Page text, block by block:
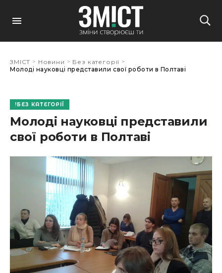
ЗМІСТ > Новини > Без категорії >
Молоді науковці представили свої роботи в Полтаві
БЕЗ КАТЕГОРІЇ
Молоді науковці представили
свої роботи в Полтаві